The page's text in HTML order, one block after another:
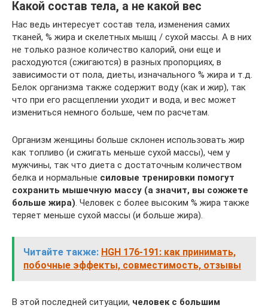
Какой состав тела, а не какой вес
Нас ведь интересует состав тела, изменения самих
тканей, % жира и скелетных мышц / сухой массы. А в них
не только разное количество калорий, они еще и
расходуются (сжигаются) в разных пропорциях, в
зависимости от пола, диеты, изначального % жира и т.д.
Белок организма также содержит воду (как и жир), так
что при его расщеплении уходит и вода, и вес может
измениться немного больше, чем по расчетам.
Организм женщины больше склонен использовать жир
как топливо (и сжигать меньше сухой массы), чем у
мужчины, так что диета с достаточным количеством
белка и нормальные силовые тренировки помогут
сохранить мышечную массу (а значит, вы сожжете
больше жира) . Человек с более высоким % жира также
теряет меньше сухой массы (и больше жира).
Читайте также: HGH 176-191: как принимать,
побочные эффекты, совместимость, отзывы
В этой последней ситуации, человек с большим